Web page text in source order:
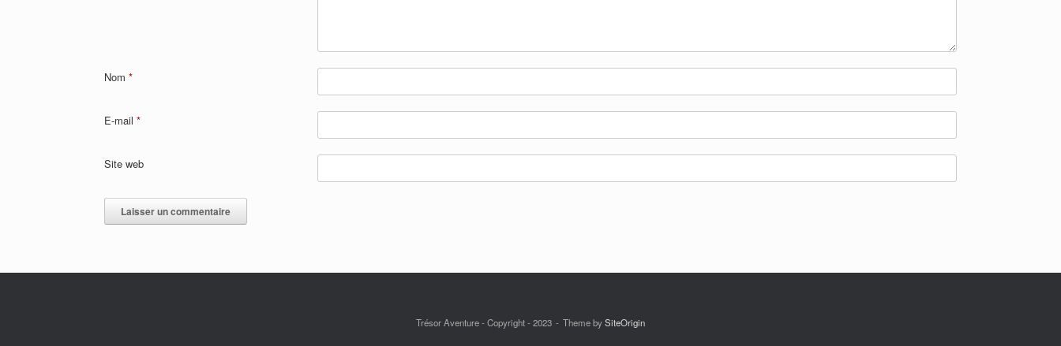
Nom *
E-mail *
Site web
Trésor Aventure - Copyright - 2023 Theme bySiteOrigin